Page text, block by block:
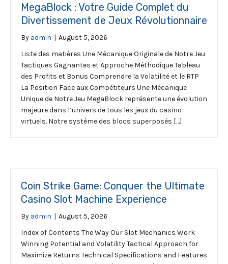
MegaBlock : Votre Guide Complet du
Divertissement de Jeux Révolutionnaire
By admin | August 5, 2026
Liste des matières Une Mécanique Originale de Notre Jeu
Tactiques Gagnantes et Approche Méthodique Tableau
des Profits et Bonus Comprendre la Volatilité et le RTP
La Position Face aux Compétiteurs Une Mécanique
Unique de Notre Jeu MegaBlock représente une évolution
majeure dans l’univers de tous les jeux du casino
virtuels. Notre système des blocs superposés […]
Coin Strike Game: Conquer the Ultimate
Casino Slot Machine Experience
By admin | August 5, 2026
Index of Contents The Way Our Slot Mechanics Work
Winning Potential and Volatility Tactical Approach for
Maximize Returns Technical Specifications and Features